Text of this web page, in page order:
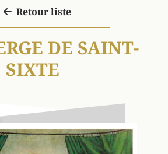
Retour liste
DE SAINT-
SIXTE